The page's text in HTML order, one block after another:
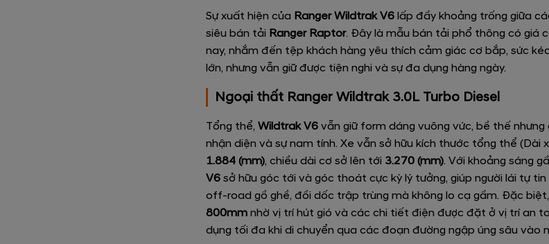
Sự xuất hiện của Ranger Wildtrak V6 lấp đầy khoảng trống giữa
siêu bán tải Ranger Raptor. Đây là mẫu bán tải phổ thông có giá
nay, nhắm đến tệp khách hàng yêu thích cảm giác cơ bắp, sức
lớn, nhưng vẫn giữ được tiện nghi và sự đa dụng hàng ngày.
Ngoại thất Ranger Wildtrak 3.0L Turbo Diesel
Tổng thể, Wildtrak V6 vẫn giữ form dáng vuông vức, bề thế
nhận diện và sự nam tính. Xe vẫn sở hữu kích thước tổng thể (Dài x
1.884 (mm), chiều dài cơ sở lên tới 3.270 (mm). Với khoảng sáng
V6 sở hữu góc tới và góc thoát cực kỳ lý tưởng, giúp người lái tự
off-road gồ ghề, đồi dốc trập trùng mà không lo cạ gầm. Đặc
800mm nhờ vị trí hút gió và các chi tiết điện được đặt ở vị trí an
dụng tối đa khi di chuyển qua các đoạn đường ngập úng sâu vào